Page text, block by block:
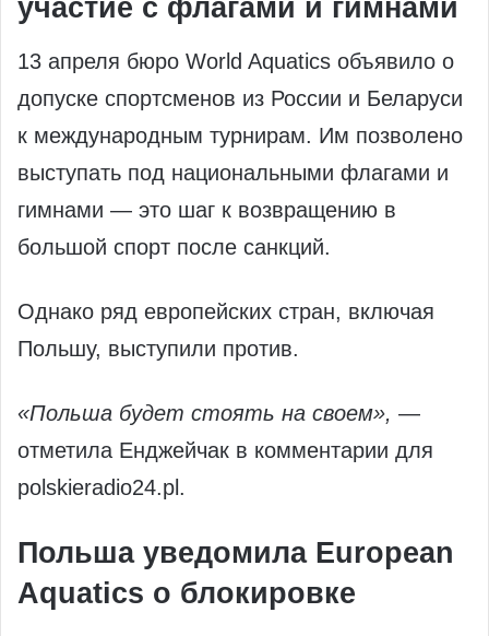
участие с флагами и гимнами
13 апреля бюро World Aquatics объявило о
допуске спортсменов из России и Беларуси
к международным турнирам. Им позволено
выступать под национальными флагами и
гимнами — это шаг к возвращению в
большой спорт после санкций.
Однако ряд европейских стран, включая
Польшу, выступили против.
«Польша будет стоять на своем», —
отметила Енджейчак в комментарии для
polskieradio24.pl.
Польша уведомила European
Aquatics о блокировке